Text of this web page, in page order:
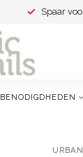
Spaar
BENODIGDHEDEN